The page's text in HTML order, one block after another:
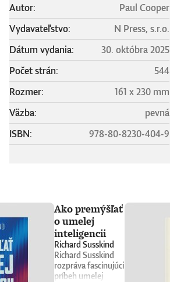
Autor:
Paul Cooper
Vydavateľstvo:
N Press, s.r.o.
Dátum vydania:
30. októbra 2025
Počet strán:
544
Rozmer:
161 x 230 mm
Väzba:
pevná
ISBN:
978-80-8230-404-9
Ako premýšľať
o umelej
inteligencii
Richard Susskind
Richard Susskind
rozpráva fascinujúci
príbeh umelej